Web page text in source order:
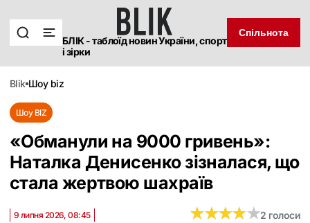
БЛІК - таблоїд новин України, спорт
і зірки
Спільнота
blik шоу biz
Шоу BIZ
«Обманули на 9000 гривень»:
Наталка Денисенко зізналася, що
стала жертвою шахраїв
9 липня 2026, 08:45 ★★★★★
★★★★★2 голоси